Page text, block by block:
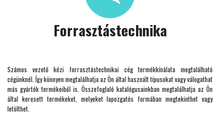
Forrasztástechnika
Számos vezető kézi forrasztástechnikai cég termékkínálata megtalálható
cégünknél. Így könnyen megtalálhatja az Ön által használt típusokat vagy válogathat
más gyártók termékeiből is. Összefoglaló katalógusainkban megtalálhatja az Ön
által keresett termékeket, melyeket lapozgatós formában megtekinthet vagy
letölthet.